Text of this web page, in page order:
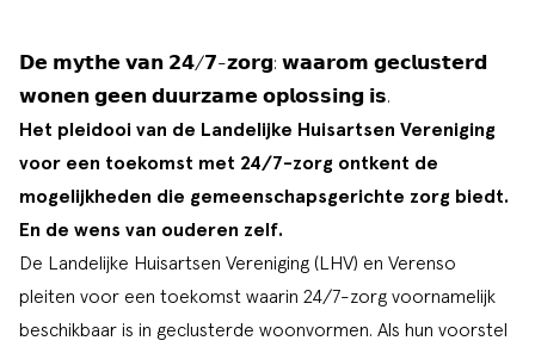
𝗗𝗲 𝗺𝘆𝘁𝗵𝗲 𝘃𝗮𝗻 𝟮𝟰/𝟳-𝘇𝗼𝗿𝗴: 𝘄𝗮𝗮𝗿𝗼𝗺 𝗴𝗲𝗰𝗹𝘂𝘀𝘁𝗲𝗿𝗱
𝘄𝗼𝗻𝗲𝗻 𝗴𝗲𝗲𝗻 𝗱𝘂𝘂𝗿𝘇𝗮𝗺𝗲 𝗼𝗽𝗹𝗼𝘀𝘀𝗶𝗻𝗴 𝗶𝘀.
Het pleidooi van de Landelijke Huisartsen Vereniging
voor een toekomst met 24/7-zorg ontkent de
mogelijkheden die gemeenschapsgerichte zorg biedt.
En de wens van ouderen zelf.
De Landelijke Huisartsen Vereniging (LHV) en Verenso
pleiten voor een toekomst waarin 24/7-zorg voornamelijk
beschikbaar is in geclusterde woonvormen. Als hun voorstel